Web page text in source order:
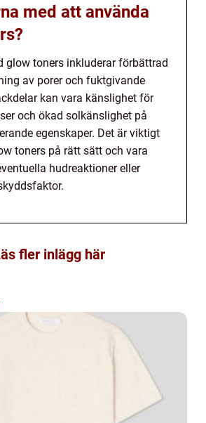
med att använda
glow toners inkluderar förbättrad
av porer och fuktgivande
kan vara känslighet för
och ökad solkänslighet på
egenskaper. Det är viktigt
toners på rätt sätt och vara
hudreaktioner eller
fler inlägg här